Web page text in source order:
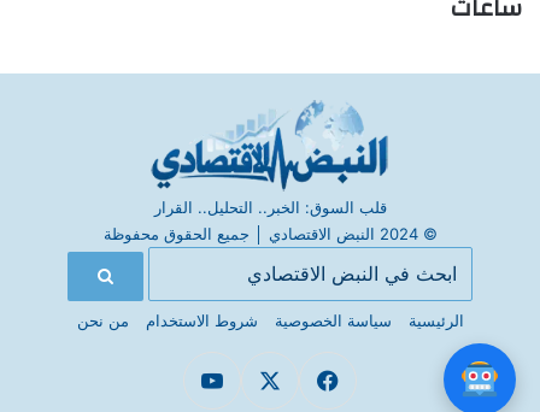
قلب السوق: الخبر.. التحليل.. القرار
© 2024 النبض الاقتصادي
جميع الحقوق محفوظة
الرئيسية سياسة الخصوصية شروط الاستخدام من نحن